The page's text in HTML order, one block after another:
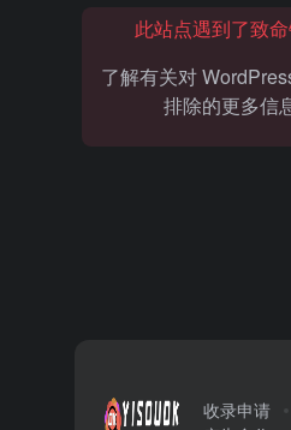
此站点遇到了致命
了解有关对
排除的更多信
收录申请